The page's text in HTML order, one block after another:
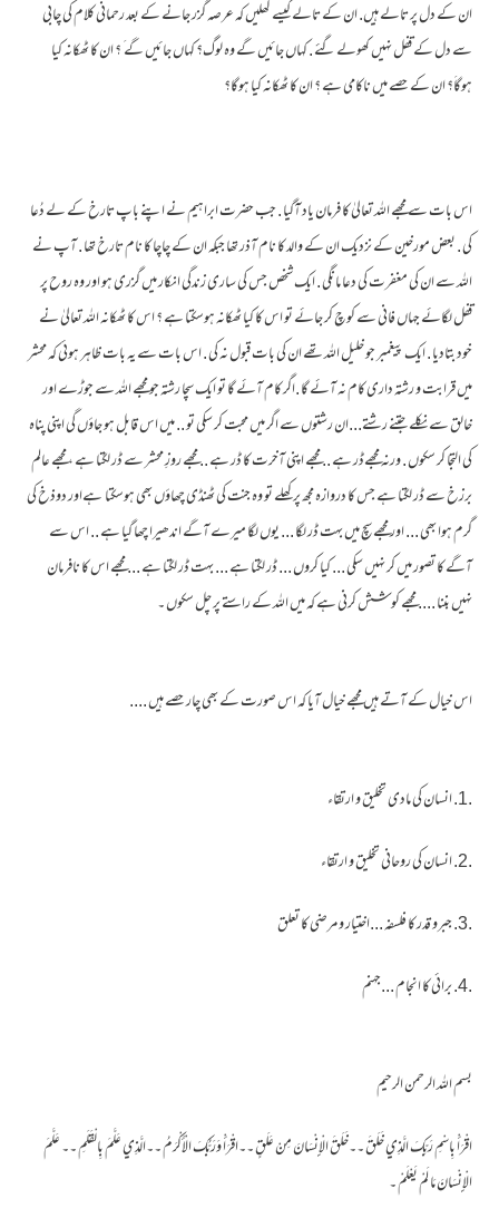
ان کے دل پر تالے ہیں. ان کے تالے کیسے کھلیں کہ عرصہ گزر جانے کے بعد رحمانی کلام کی چابی
سے دل کے قفل نہیں کھولے گئے . کہاں جائیں گے وہ لوگ؟ کہاں جائیں گے َ ؟ ان کا ٹھکانہ کیا
ہوگاَ؟ ان کے حصے میں ناکامی ہے ؟ ان کا ٹھکانہ کیا ہوگا؟
اس بات سے مجھے اللہ تعالیٰ کا فرمان یاد آگیا . جب حضرت ابراہیم نے اپنے باپ تارخ کے لے دُعا
کی . بعض مورخین کے نزدیک ان کے والد کا نام آذر تھا جبکہ ان کے چاچا کا نام تارخ تھا . آپ نے
اللہ سے ان کی مغفرت کی دعا مانگی . ایک شخص جس کی ساری زندگی انکار میں گزری ہو اور وہ روح پر
قفل لگائے جہاں فانی سے کوچ کر جائے تو اس کا کیا ٹھکانہ ہوسکتا ہے ؟ اس کا ٹھکانہ اللہ تعالیٰ نے
خود بتادیا . ایک پیغمبر جو خلیل اللہ تھے ان کی بات قبول نہ کی . اس بات سے یہ بات ظاہر ہوئی کہ محشر
میں قرابت و رشتہ داری کام نہ آئے گا .اگر کام آئے گا تو ایک سچا رشتہ جو مجھے اللہ سے جوڑے اور
خالق سے نکلے جتنے رشتے...ان رشتوں سے اگر میں محبت کر سکی تو .. میں اس قابل ہو جاؤں گی اپنی پناہ
کی التجا کر سکوں . ورنہ مجھےڈر ہے .. مجھے اپنی آخرت کا ڈر ہے .. مجھے روزِ محشر سے ڈر لگتا ہے ، مجھے عالم
برزخ سے ڈر لگتا ہے جس کا دروازہ مجھ پر کھلے تو وہ جنت کی ٹھنڈی چھاؤں بھی ہوسکتا ہےاور دوذخ کی
گرم ہوا بھی ... اور مجھے سچ میں بہت ڈر لگا ... یوں لگا میرے آگے اندھیرا چھا گیا ہے .. اس سے
آگے کا تصور میں کر نہیں سکی ... کیا کروں ... ڈر لگتا ہے ... بہت ڈر لگتا ہے ... مجھے اس کا نافرمان
نہیں بننا .... مجھے کوشش کرنی ہے کہ میں اللہ کے راستے پر چل سکوں ۔
اس خیال کے آتے ہیں مجھے خیال آیا کہ اس صورت کے بھی چار حصے ہیں ....
.1. انسان کی مادی تخلیق و ارتقاء
.2. انسان کی روحانی تخلیق و ارتقاء
.3. جبرو قدر کا فلسفہ ...اختیار و مرضی کا تعلق
.4. برائی کا انجام ...جہنم
بسم الله الرحمن الرحيم
اقْرَأْ بِاسْمِ رَبِّكَ الَّذِي خَلَقَ ۔۔خَلَقَ الْإِنْسَانَ مِنْ عَلَقٍ ۔۔اقْرَأْ وَرَبُّكَ الْأَكْرَمُ ۔۔الَّذِي عَلَّمَ بِالْقَلَمِ ۔۔ عَلَّمَ
الْإِنْسَانَ مَا لَمْ يَعْلَمْ ۔